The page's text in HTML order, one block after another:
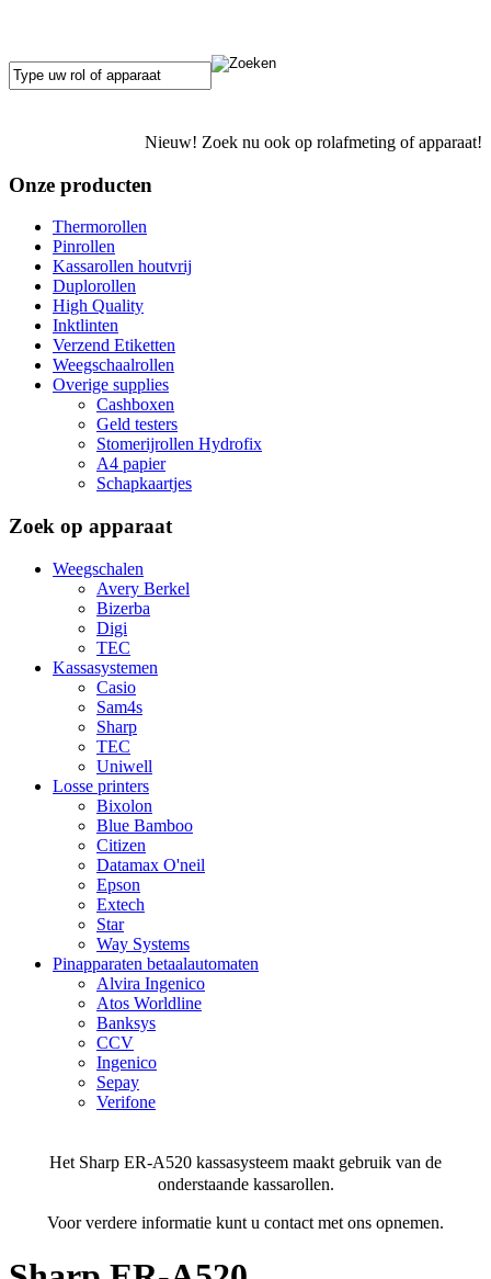
Nieuw! Zoek nu ook op rolafmeting of apparaat!
Onze producten
Thermorollen
Pinrollen
Kassarollen houtvrij
Duplorollen
High Quality
Inktlinten
Verzend Etiketten
Weegschaalrollen
Overige supplies
Cashboxen
Geld testers
Stomerijrollen Hydrofix
A4 papier
Schapkaartjes
Zoek op apparaat
Weegschalen
Avery Berkel
Bizerba
Digi
TEC
Kassasystemen
Casio
Sam4s
Sharp
TEC
Uniwell
Losse printers
Bixolon
Blue Bamboo
Citizen
Datamax O'neil
Epson
Extech
Star
Way Systems
Pinapparaten betaalautomaten
Alvira Ingenico
Atos Worldline
Banksys
CCV
Ingenico
Sepay
Verifone
Het Sharp ER-A520 kassasysteem maakt gebruik van de
onderstaande kassarollen.
Voor verdere informatie kunt u contact met ons opnemen.